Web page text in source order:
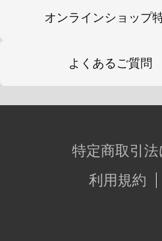
オンラインショップ
よくあるご質問
特定商取引
利用規約